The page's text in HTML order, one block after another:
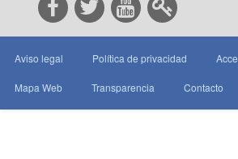
Aviso legal Política de privacidad
Mapa Web Transparencia Contacto